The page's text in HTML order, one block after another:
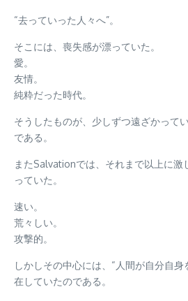
“去っていった人々へ”。
そこには、喪失感が漂っていた。
愛。
友情。
純粋だった時代。
そうしたものが、少しずつ遠ざかって
である。
またSalvationでは、それまで以上に激
っていた。
速い。
荒々しい。
攻撃的。
しかしその中心には、“人間が自分自
在していたのである。